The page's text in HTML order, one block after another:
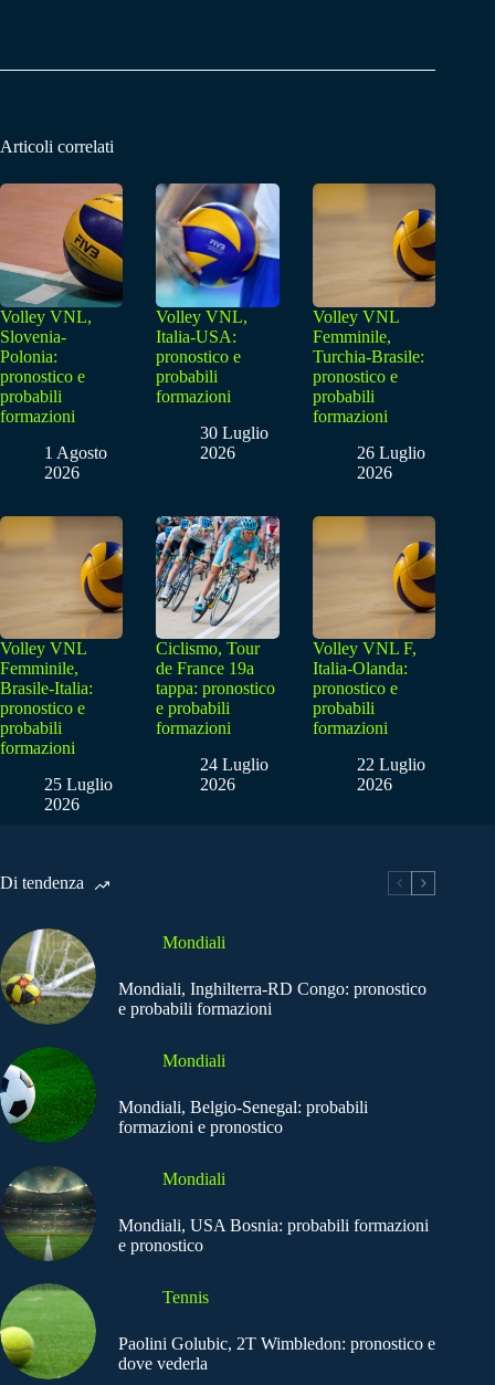
Articoli correlati
Volley VNL,
Slovenia-
Polonia:
pronostico e
probabili
formazioni
1 Agosto
2026
Volley VNL,
Italia-USA:
pronostico e
probabili
formazioni
30 Luglio
2026
Volley VNL
Femminile,
Turchia-Brasile:
pronostico e
probabili
formazioni
26 Luglio
2026
Volley VNL
Femminile,
Brasile-Italia:
pronostico e
probabili
formazioni
25 Luglio
2026
Ciclismo, Tour
de France 19a
tappa: pronostico
e probabili
formazioni
24 Luglio
2026
Volley VNL F,
Italia-Olanda:
pronostico e
probabili
formazioni
22 Luglio
2026
Di tendenza
Mondiali
Mondiali, Inghilterra-RD Congo: pronostico
e probabili formazioni
Mondiali
Mondiali, Belgio-Senegal: probabili
formazioni e pronostico
Mondiali
Mondiali, USA Bosnia: probabili formazioni
e pronostico
Tennis
Paolini Golubic, 2T Wimbledon: pronostico e
dove vederla